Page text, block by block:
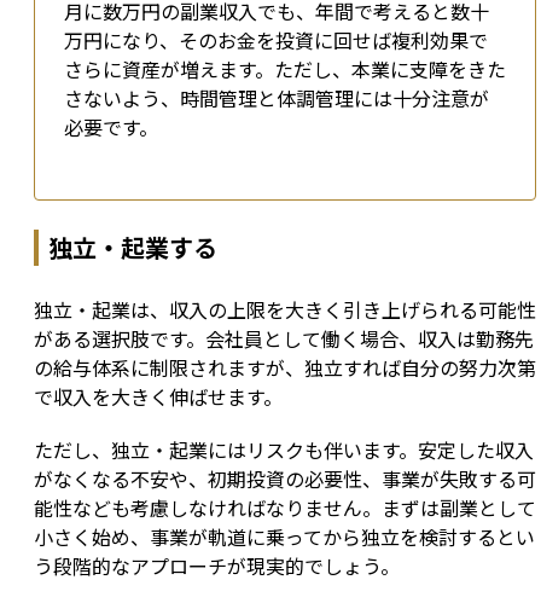
月に数万円の副業収入でも、年間で考えると数十
万円になり、そのお金を投資に回せば複利効果で
さらに資産が増えます。ただし、本業に支障をきた
さないよう、時間管理と体調管理には十分注意が
必要です。
独立・起業する
独立・起業は、収入の上限を大きく引き上げられる可能性
がある選択肢です。会社員として働く場合、収入は勤務先
の給与体系に制限されますが、独立すれば自分の努力次第
で収入を大きく伸ばせます。
ただし、独立・起業にはリスクも伴います。安定した収入
がなくなる不安や、初期投資の必要性、事業が失敗する可
能性なども考慮しなければなりません。まずは副業として
小さく始め、事業が軌道に乗ってから独立を検討するとい
う段階的なアプローチが現実的でしょう。